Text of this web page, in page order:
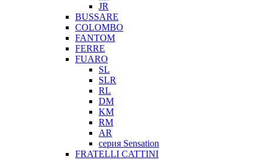
JR
BUSSARE
COLOMBO
FANTOM
FERRE
FUARO
SL
SLR
RL
DM
KM
RM
AR
серия Sensation
FRATELLI CATTINI